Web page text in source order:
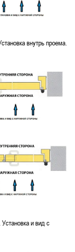
внутрь проема.
и вид с